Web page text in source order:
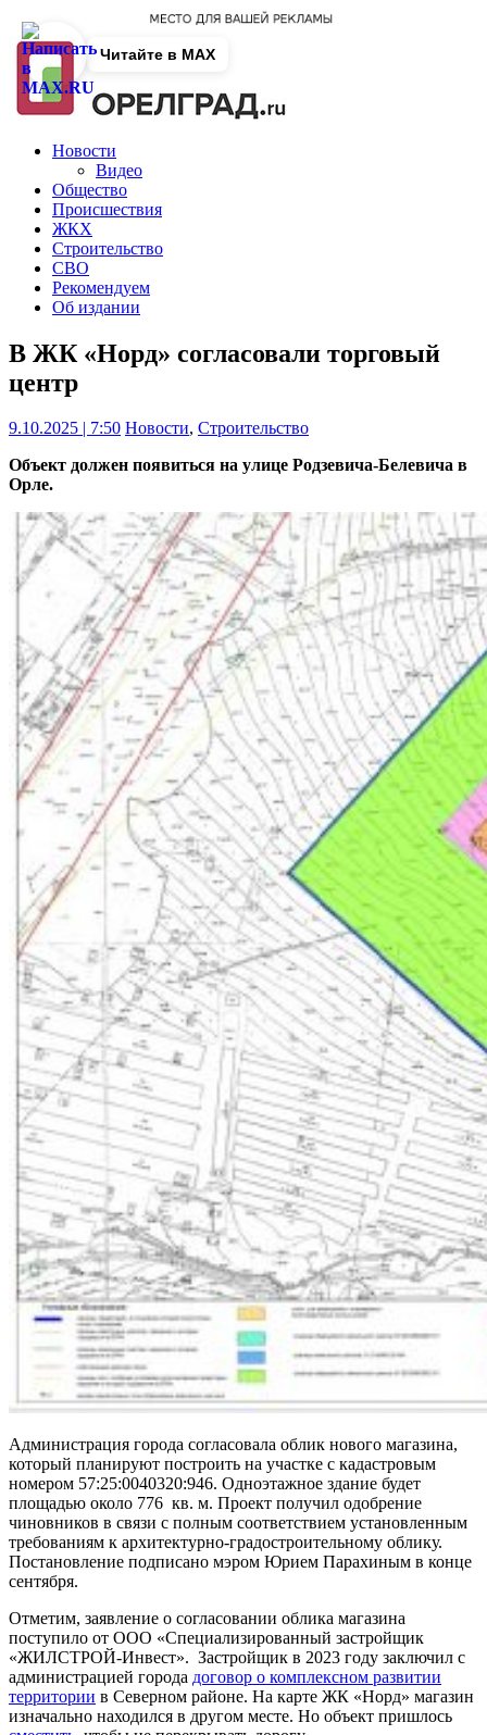
Новости
Видео
Общество
Происшествия
ЖКХ
Строительство
СВО
Рекомендуем
Об издании
В ЖК «Норд» согласовали торговый
центр
9.10.2025 | 7:50 Новости, Строительство
Объект должен появиться на улице Родзевича-Белевича в
Орле.
Администрация города согласовала облик нового магазина,
который планируют построить на участке с кадастровым
номером 57:25:0040320:946. Одноэтажное здание будет
площадью около 776 кв. м. Проект получил одобрение
чиновников в связи с полным соответствием установленным
требованиям к архитектурно-градостроительному облику.
Постановление подписано мэром Юрием Парахиным в конце
сентября.
Отметим, заявление о согласовании облика магазина
поступило от ООО «Специализированный застройщик
«ЖИЛСТРОЙ-Инвест». Застройщик в 2023 году заключил с
администрацией города договор о комплексном развитии
территории в Северном районе. На карте ЖК «Норд» магазин
изначально находился в другом месте. Но объект пришлось
Читайте в MAX